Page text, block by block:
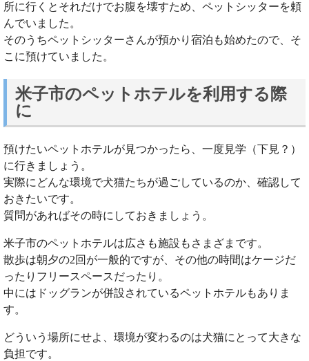
所に行くとそれだけでお腹を壊すため、ペットシッターを頼
んでいました。
そのうちペットシッターさんが預かり宿泊も始めたので、そ
こに預けていました。
米子市のペットホテルを利用する際
に
預けたいペットホテルが見つかったら、一度見学（下見？）
に行きましょう。
実際にどんな環境で犬猫たちが過ごしているのか、確認して
おきたいです。
質問があればその時にしておきましょう。
米子市のペットホテルは広さも施設もさまざまです。
散歩は朝夕の2回が一般的ですが、その他の時間はケージだ
ったりフリースペースだったり。
中にはドッグランが併設されているペットホテルもありま
す。
どういう場所にせよ、環境が変わるのは犬猫にとって大きな
負担です。